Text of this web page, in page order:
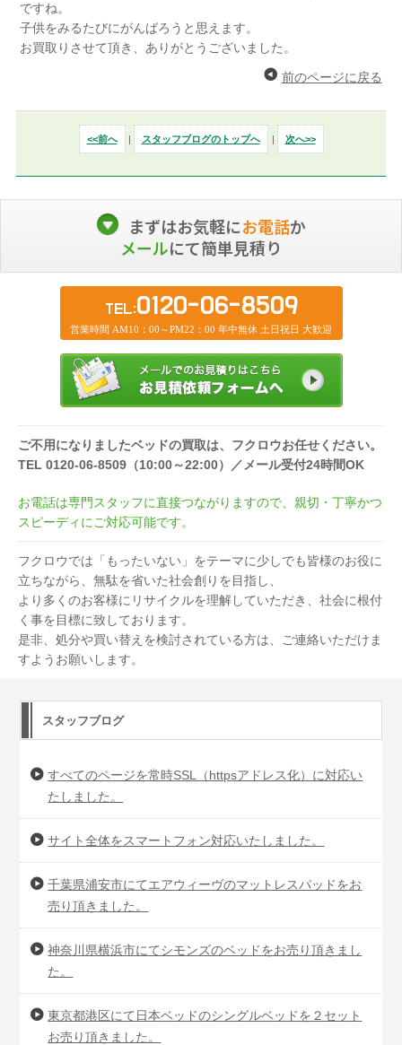
ですね。
子供をみるたびにがんばろうと思えます。
お買取りさせて頂き、ありがとうございました。
前のページに戻る
<<前へ | スタッフブログのトップへ | 次へ>>
まずはお気軽にお電話か
メールにて簡単見積り
TEL:0120-06-8509
営業時間 AM10：00～PM22：00 年中無休 土日祝日 大歓迎
ご不用になりましたベッドの買取は、フクロウお任せください。
TEL 0120-06-8509（10:00～22:00）／メール受付24時間OK
お電話は専門スタッフに直接つながりますので、親切・丁寧かつ
スピーディにご対応可能です。
フクロウでは「もったいない」をテーマに少しでも皆様のお役に
立ちながら、無駄を省いた社会創りを目指し、
より多くのお客様にリサイクルを理解していただき、社会に根付
く事を目標に致しております。
是非、処分や買い替えを検討されている方は、ご連絡いただけま
すようお願いします。
スタッフブログ
すべてのページを常時SSL（httpsアドレス化）に対応い
たしました。
サイト全体をスマートフォン対応いたしました。
千葉県浦安市にてエアウィーヴのマットレスパッドをお
売り頂きました。
神奈川県横浜市にてシモンズのベッドをお売り頂きまし
た。
東京都港区にて日本ベッドのシングルベッドを２セット
お売り頂きました。